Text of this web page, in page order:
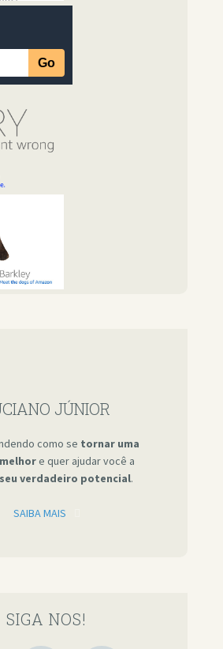
JÚNIOR
como se tornar uma
e quer ajudar você a
verdadeiro potencial.
SAIBA MAIS
SIGA NOS!